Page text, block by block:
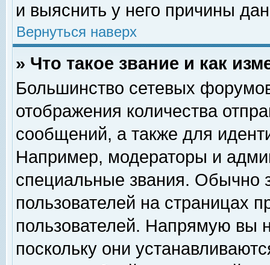
и выяснить у него причины
Вернуться наверх
» Что такое звание и как
Большинство сетевых
отображения количества
сообщений, а также для
Например, модераторы и
специальные звания. Обычно
пользователей на страницах
пользователей. Напрямую вы
поскольку они